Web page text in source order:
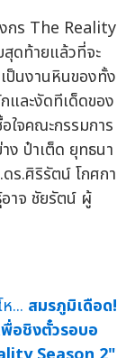
กร The Reality
ดท้ายแล้วที่จะ
ป็นงานหินของทั้ง
ละงัดทีเด็ดของ
ใจคณะกรรมการ
ป๋าเต็ด ยุทธนา
ร.ศิริรัตน์ โกศกา
าจ ชัยรัตน์ ผู้
สมรภูมิเดือด!
อชิงตั๋วรอบอ